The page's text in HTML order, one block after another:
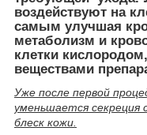
воздействуют на
самым улучшая
метаболизм и
клетки
веществами
Уже после первой
уменьшается секреция
блеск кожи.